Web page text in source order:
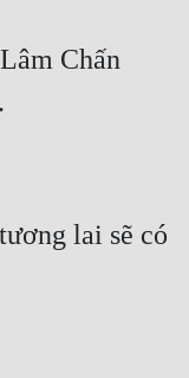
Chấn
lai sẽ có